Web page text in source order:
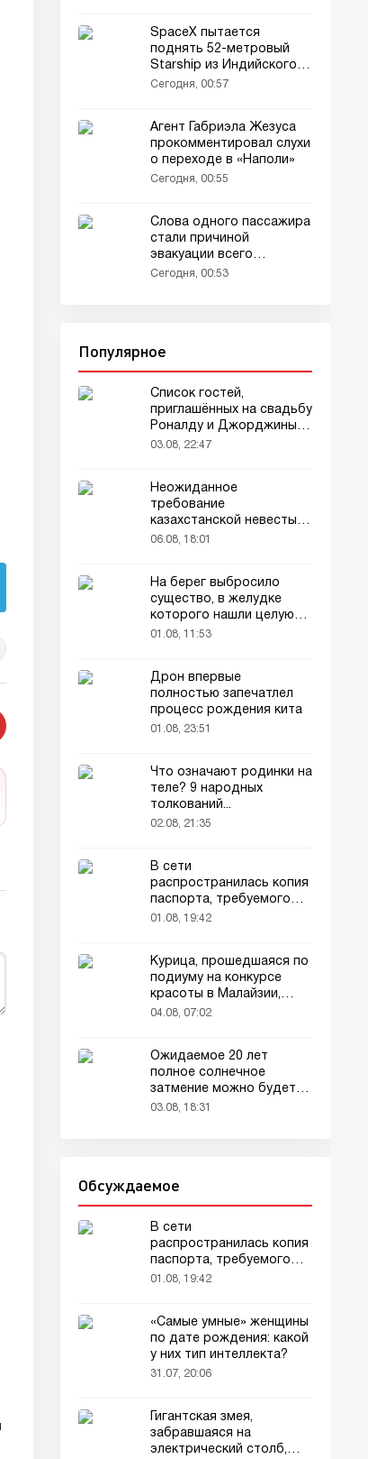
SpaceX пытается
поднять 52-метровый
Starship из Индийского
океана
Сегодня, 00:57
Агент Габриэла Жезуса
прокомментировал слухи
о переходе в «Наполи»
Сегодня, 00:55
Слова одного пассажира
стали причиной
эвакуации всего
самолёта
Сегодня, 00:53
Популярное
Список гостей,
приглашённых на свадьбу
Роналду и Джорджины,
вызвал ажиотаж
03.08, 22:47
Неожиданное
требование
казахстанской невесты в
качестве махра удивило
06.08, 18:01
На берег выбросило
существо, в желудке
которого нашли целую
добычу
01.08, 11:53
Дрон впервые
полностью запечатлел
процесс рождения кита
01.08, 23:51
Что означают родинки на
теле? 9 народных
толкований...
02.08, 21:35
В сети
распространилась копия
паспорта, требуемого
для домашних животных
01.08, 19:42
Курица, прошедшаяся по
подиуму на конкурсе
красоты в Малайзии,
привлекла внимание
04.08, 07:02
Ожидаемое 20 лет
полное солнечное
затмение можно будет
наблюдать в августе
03.08, 18:31
Обсуждаемое
В сети
распространилась копия
паспорта, требуемого
для домашних животных
01.08, 19:42
«Самые умные» женщины
по дате рождения: какой
у них тип интеллекта?
31.07, 20:06
Гигантская змея,
забравшаяся на
электрический столб,